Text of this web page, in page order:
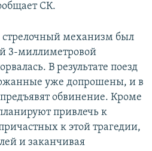
СК.
механизм был
3-миллиметровой
В результате поезд
уже допрошены, и в
обвинение. Кроме
привлечь к
к этой трагедии,
и заканчивая